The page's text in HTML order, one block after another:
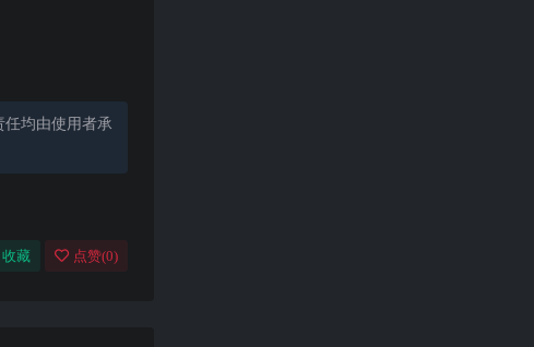
均由使用者承
收藏 点赞(0)